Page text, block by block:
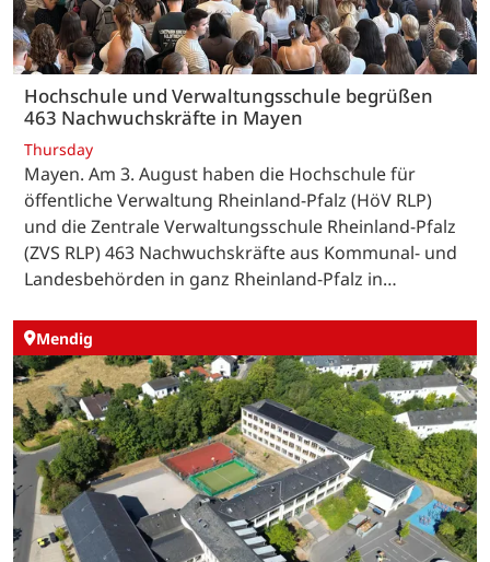
Hochschule und Verwaltungsschule begrüßen
463 Nachwuchskräfte in Mayen
Thursday
Mayen. Am 3. August haben die Hochschule für
öffentliche Verwaltung Rheinland-Pfalz (HöV RLP)
und die Zentrale Verwaltungsschule Rheinland-Pfalz
(ZVS RLP) 463 Nachwuchskräfte aus Kommunal- und
Landesbehörden in ganz Rheinland-Pfalz in…
Mendig